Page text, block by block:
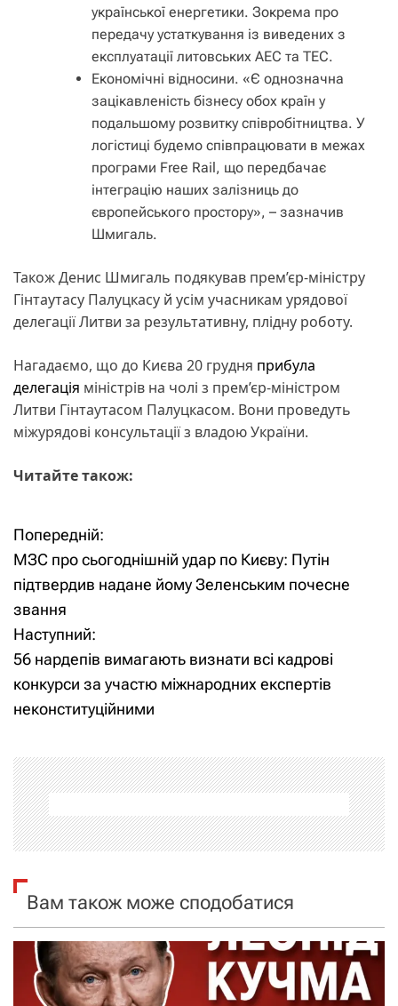
української енергетики. Зокрема про
передачу устаткування із виведених з
експлуатації литовських АЕС та ТЕС.
Економічні відносини. «Є однозначна
зацікавленість бізнесу обох країн у
подальшому розвитку співробітництва. У
логістиці будемо співпрацювати в межах
програми Free Rail, що передбачає
інтеграцію наших залізниць до
європейського простору», – зазначив
Шмигаль.
Також Денис Шмигаль подякував прем’єр-міністру
Гінтаутасу Палуцкасу й усім учасникам урядової
делегації Литви за результативну, плідну роботу.
Нагадаємо, що до Києва 20 грудня прибула
делегація міністрів на чолі з прем’єр-міністром
Литви Гінтаутасом Палуцкасом. Вони проведуть
міжурядові консультації з владою України.
Читайте також:
Н
а
в
і
г
ц
і
я
з
а
Попередній:
МЗС про сьогоднішній удар по Києву: Путін
підтвердив надане йому Зеленським почесне
звання
Наступний:
56 нардепів вимагають визнати всі кадрові
конкурси за участю міжнародних експертів
неконституційними
Вам також може сподобатися